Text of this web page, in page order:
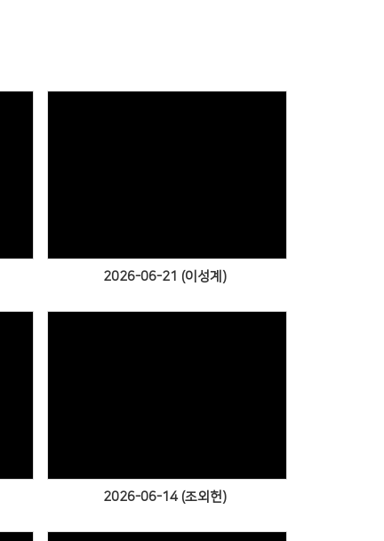
2026-06-21 (이성계)
2026-06-14 (조외헌)